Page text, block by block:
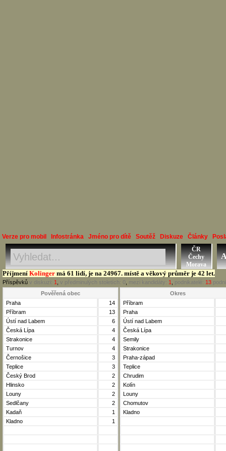
Verze pro mobil Infostránka Jméno pro dítě Soutěž Diskuze Články
Příjmení Kolinger má 61 lidí, je na 24967. místě a věkový průměr je 42 let.
Příspěvků v diskuzi: 1 v předminulých stoletích: 0 mezi kandidáty: 1 podnikatelé: 13
Jméno, Příjmení, Obec
Okres, Kraj, Ročník
ČR
Čechy
Morava
Pověřená obec
Praha
14
Příbram
13
Ústí nad Labem
6
Česká Lípa
4
Strakonice
4
Turnov
4
Černošice
3
Teplice
3
Český Brod
2
Hlinsko
2
Louny
2
Sedlčany
2
Kadaň
1
Kladno
1
Okres
Příbram
Praha
Ústí nad Labem
Česká Lípa
Semily
Strakonice
Praha-západ
Teplice
Chrudim
Kolín
Louny
Chomutov
Kladno